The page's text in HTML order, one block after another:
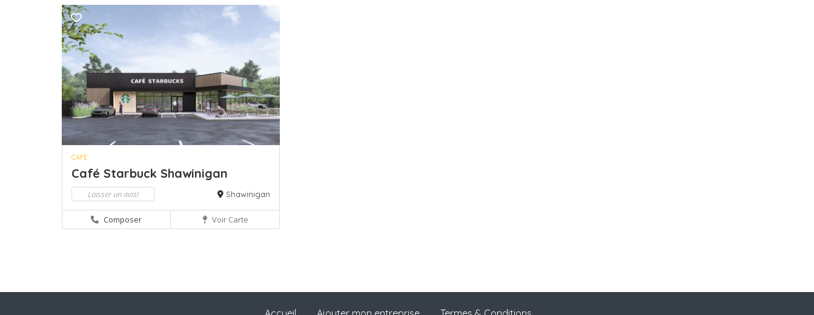
CAFE
Café Starbuck Shawinigan
Laisser un avis! Shawinigan
Composer Voir Carte